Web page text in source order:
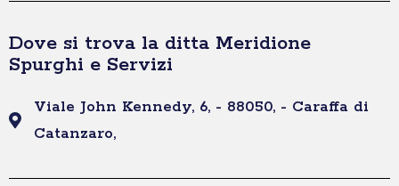
Dove si trova la ditta Meridione
Spurghi e Servizi
Viale John Kennedy, 6, - 88050, - Caraffa di
Catanzaro,